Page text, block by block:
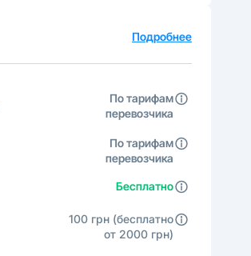
Подробнее
По тарифам
перевозчика
По тарифам
перевозчика
Бесплатно
100 грн (бесплатно
от 2000 грн)